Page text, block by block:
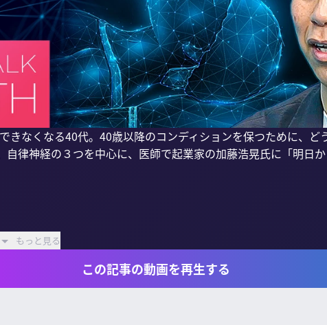
きなくなる40代。40歳以降のコンディションを保つために、ど
自律神経の３つを中心に、医師で起業家の加藤浩晃氏に「明日か
もっと見る
この記事の動画を再生する